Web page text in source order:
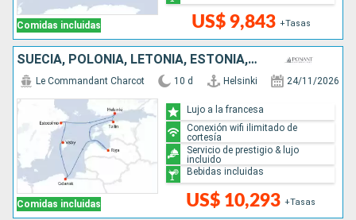
Comidas incluidas US$ 9,843 +Tasas
SUECIA, POLONIA, LETONIA, ESTONIA, FINLANDIA
Comidas incluidas
Le Commandant Charcot 10 d Helsinki 24/11/2026
US$ 10,293 +Tasas
Lujo a la francesa
Conexión wifi ilimitado de
cortesía
Servicio de prestigio & lujo
incluido
Bebidas incluidas